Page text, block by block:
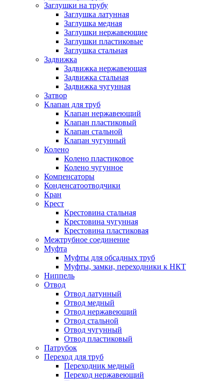
Заглушки на трубу
Заглушка латунная
Заглушка медная
Заглушки нержавеющие
Заглушки пластиковые
Заглушка стальная
Задвижка
Задвижка нержавеющая
Задвижка стальная
Задвижка чугунная
Затвор
Клапан для труб
Клапан нержавеющий
Клапан пластиковый
Клапан стальной
Клапан чугунный
Колено
Колено пластиковое
Колено чугунное
Компенсаторы
Конденсатоотводчики
Кран
Крест
Крестовина стальная
Крестовина чугунная
Крестовина пластиковая
Межтрубное соединение
Муфта
Муфты для обсадных труб
Муфты, замки, переходники к НКТ
Ниппель
Отвод
Отвод латунный
Отвод медный
Отвод нержавеющий
Отвод стальной
Отвод чугунный
Отвод пластиковый
Патрубок
Переход для труб
Переходник медный
Переход нержавеющий